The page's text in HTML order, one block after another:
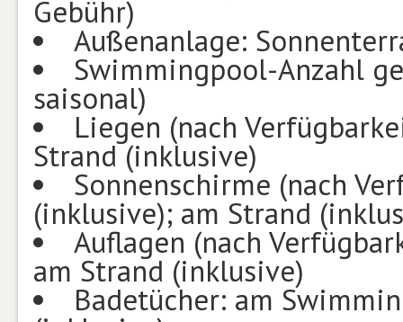
Gebühr)
Außenanlage:
Swimmingpool-Anzahl
saisonal)
Liegen (nach
Strand (inklusive)
Sonnenschirme (nach
(inklusive); am Strand
Auflagen (nach
am Strand (inklusive)
Badetücher: am